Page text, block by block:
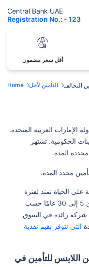
Central Bank UAE
Registration No.: - 123
أقل سعر مضمون
Home التأمين لأجل التحالف
الإمارات العربية المتحدة.
الحكومية. تشتهر
المدة.
محدد المدة.
على الحياة تمتد لفترة
محددة مسبقًا. يمكن أن تتراوح هذه المدة من 5 إلى 30 عامًا حسب
شركة رائدة في السوق
التي تتوفر بقيم نقدية
اللاينس للتأمين في